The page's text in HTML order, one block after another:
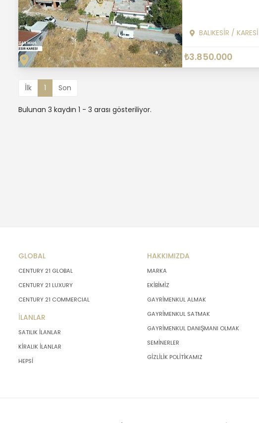
BALIKESİR / KARESİ
₺3.850.000
İlk 1 Son
Bulunan 3 kaydın 1 - 3 arası gösteriliyor.
GLOBAL
CENTURY 21 GLOBAL
CENTURY 21 LUXURY
CENTURY 21 COMMERCIAL
İLANLAR
SATILIK İLANLAR
KİRALIK İLANLAR
HEPSİ
HAKKIMIZDA
MARKA
EKİBİMİZ
GAYRİMENKUL ALMAK
GAYRİMENKUL SATMAK
GAYRİMENKUL DANIŞMANI OLMAK
SEMİNERLER
GİZLİLİK POLİTİKAMIZ